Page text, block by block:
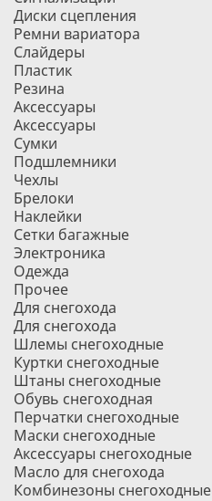
Диски сцепления
Ремни вариатора
Слайдеры
Пластик
Резина
Аксессуары
Аксессуары
Сумки
Подшлемники
Чехлы
Брелоки
Наклейки
Сетки багажные
Электроника
Одежда
Прочее
Для снегохода
Для снегохода
Шлемы снегоходные
Куртки снегоходные
Штаны снегоходные
Обувь снегоходная
Перчатки снегоходные
Маски снегоходные
Аксессуары снегоходные
Масло для снегохода
Комбинезоны снегоходные